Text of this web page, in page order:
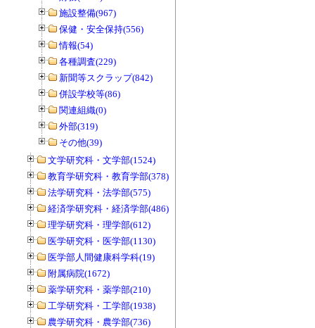
施設整備(967)
保健・安全保持(556)
情報(54)
各種調査(229)
新聞等スクラップ(842)
併設学校等(86)
関連組織(0)
外部(319)
その他(39)
文学研究科・文学部(1524)
教育学研究科・教育学部(378)
法学研究科・法学部(575)
経済学研究科・経済学部(486)
理学研究科・理学部(612)
医学研究科・医学部(1130)
医学部人間健康科学科(19)
附属病院(1672)
薬学研究科・薬学部(210)
工学研究科・工学部(1938)
農学研究科・農学部(736)